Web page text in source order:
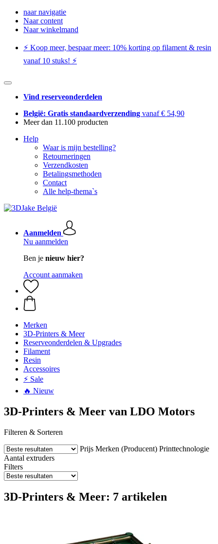
naar navigatie
Naar content
Naar winkelmand
⚡️ Koop meer, bespaar meer: ​​10% korting op filament & resin
vanaf 10 stuks! ⚡️
Vind reserveonderdelen
België: Gratis standaardverzending vanaf € 54,90
Meer dan 11.100 producten
Help
Waar is mijn bestelling?
Retourneringen
Verzendkosten
Betalingsmethoden
Contact
Alle help-thema`s
Aanmelden
Nu aanmelden
Ben je nieuw hier?
Account aanmaken
Merken
3D-Printers & Meer
Reserveonderdelen & Upgrades
Filament
Resin
Accessoires
⚡ Sale
🔥 Nieuw
3D-Printers & Meer van LDO Motors
Filteren & Sorteren
Prijs Merken (Producent) Printtechnologie
Aantal extruders
Filters
3D-Printers & Meer: 7 artikelen